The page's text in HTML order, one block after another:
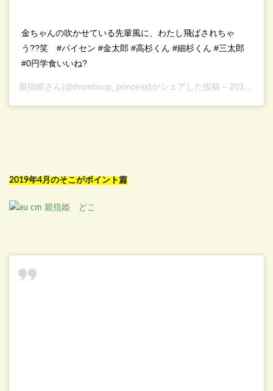
金ちゃんの吹かせている先輩風に、わたし飛ばされちゃ
う??笑⁣⠀ #パイセン #金太郎 #高杉くん #細杉くん #三太郎
#0円学食いいね?⁣⠀
親指姫さん(@thumbsup_princess)がシェアした投稿 – 2019年 3月月28日午後8時01分PDT
2019年4月のそこがポイント篇